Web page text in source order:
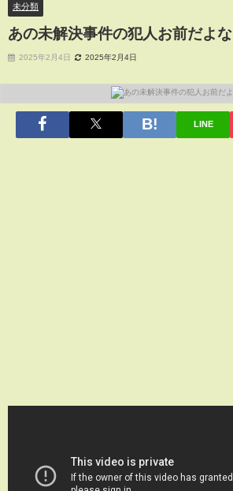
未分類
あの未解決事件の犯人お前だよな
2025年2月4日 2025年2月4日
LINE